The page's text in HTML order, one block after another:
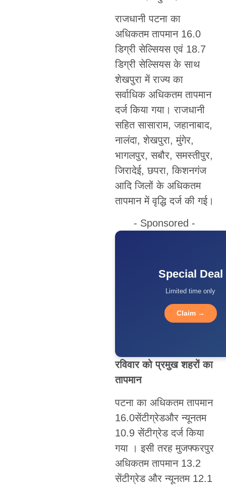
राजधानी पटना का
अधिकतम तापमान 16.0
डिग्री सेल्सियस एवं 18.7
डिग्री सेल्सियस के साथ
शेखपुरा में राज्य का
सर्वाधिक अधिकतम तापमान
दर्ज किया गया। राजधानी
सहित सासाराम, जहानाबाद,
नालंदा, शेखपुरा, मुंगेर,
भागलपुर, सबौर, समस्तीपुर,
जिरादेई, छपरा, किशनगंज
आदि जिलों के अधिकतम
तापमान में वृद्धि दर्ज की गई।
- Sponsored -
Special Deal
Limited time only
Claim →
रविवार को प्रमुख शहरों का
तापमान
पटना का अधिकतम तापमान
16.0सेंटीग्रेडऔर न्यूनतम
10.9 सेंटीग्रेड दर्ज किया
गया । इसी तरह मुजफ्फरपुर
अधिकतम तापमान 13.2
सेंटीग्रेड और न्यूनतम 12.1